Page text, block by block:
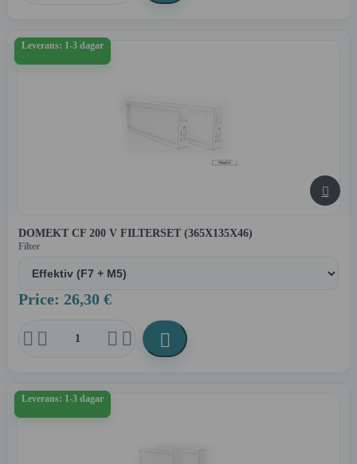
Leverans: 1-3 dagar

DOMEKT CF 200 V FILTERSET (365X135X46)
Filter
Price: 26,30 €
    
Leverans: 1-3 dagar